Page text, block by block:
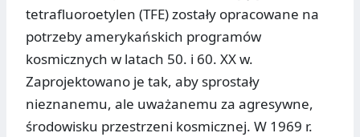
tetrafluoroetylen (TFE) zostały opracowane na
potrzeby amerykańskich programów
kosmicznych w latach 50. i 60. XX w.
Zaprojektowano je tak, aby sprostały
nieznanemu, ale uważanemu za agresywne,
środowisku przestrzeni kosmicznej. W 1969 r.